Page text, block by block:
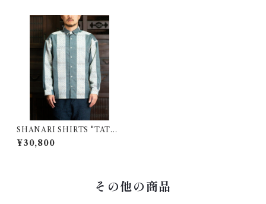
SHANARI SHIRTS "TATEJ
IMA" | S
¥30,800
その他の商品